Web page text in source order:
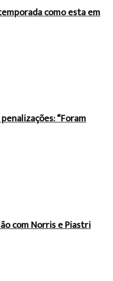
como esta em
“Foram
com Norris e Piastri